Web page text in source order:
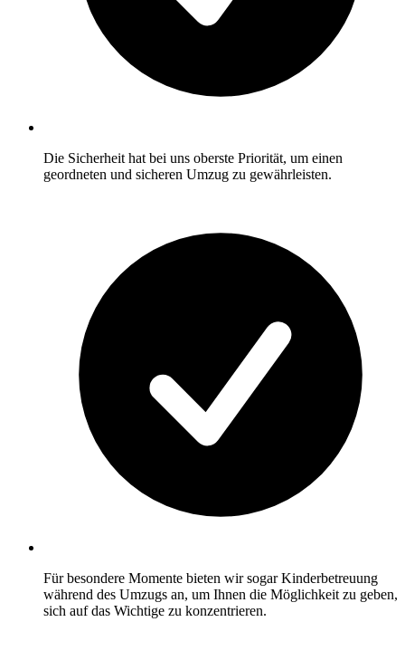
Die Sicherheit hat bei uns oberste Priorität, um einen
geordneten und sicheren Umzug zu gewährleisten.
Für besondere Momente bieten wir sogar Kinderbetreuung
während des Umzugs an, um Ihnen die Möglichkeit zu geben,
sich auf das Wichtige zu konzentrieren.